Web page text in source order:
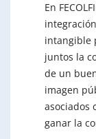
En
intangible
juntos la
de un
imagen
asociados
ganar la